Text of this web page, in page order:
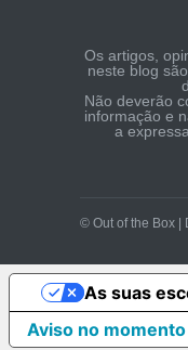
Os artigos,
neste blog
Não deverão
informação e
a
© Out of the Box |
Aviso no
As suas